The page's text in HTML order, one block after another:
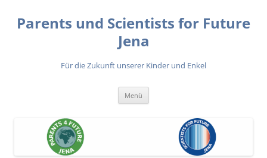
springen
Parents und Scientists for Future
Jena
Für die Zukunft unserer Kinder und Enkel
Menü